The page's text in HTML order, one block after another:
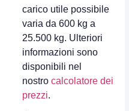
carico utile possibile
varia da 600 kg a
25.500 kg. Ulteriori
informazioni sono
disponibili nel
nostro calcolatore dei
prezzi.